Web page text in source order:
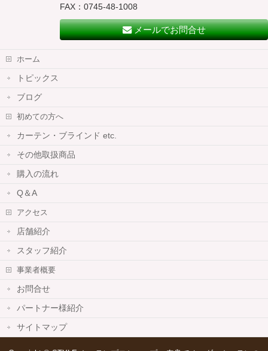
FAX：0745-48-1008
メールでお問合せ
ホーム
トピックス
ブログ
初めての方へ
カーテン・ブラインド etc.
その他取扱商品
購入の流れ
Q＆A
アクセス
店舗紹介
スタッフ紹介
事業者概要
お問合せ
パートナー様紹介
サイトマップ